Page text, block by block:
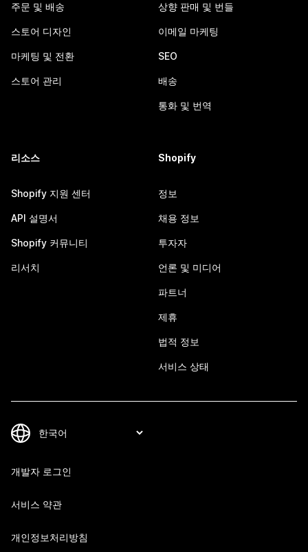
주문 및 배송
스토어 디자인
마케팅 및 전환
스토어 관리
상향 판매 및 번들
이메일 마케팅
SEO
배송
통화 및 번역
리소스
Shopify 지원 센터
API 설명서
Shopify 커뮤니티
리서치
Shopify
정보
채용 정보
투자자
언론 및 미디어
파트너
제휴
법적 정보
서비스 상태
개발자 로그인
서비스 약관
개인정보처리방침